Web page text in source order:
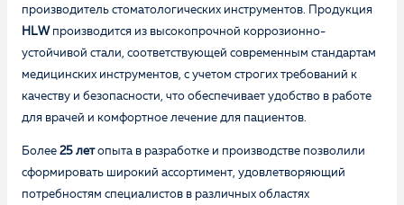
производитель стоматологических инструментов. Продукция
HLW производится из высокопрочной коррозионно-
устойчивой стали, соответствующей современным стандартам
медицинских инструментов, с учетом строгих требований к
качеству и безопасности, что обеспечивает удобство в работе
для врачей и комфортное лечение для пациентов.
Более 25 летопыта в разработке и производстве позволили
сформировать широкий ассортимент, удовлетворяющий
потребностям специалистов в различных областях